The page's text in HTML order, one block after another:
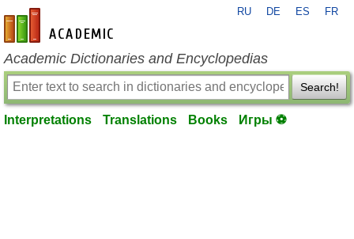
en-academic.com
RU DE ES FR
Academic Dictionaries and Encyclopedias
Search!
Interpretations Translations Books Игры ⚽